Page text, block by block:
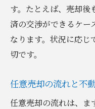
す。たとえば、売却後
済の交渉ができるケー
なります。状況に応じ
切です。
任意売却の流れと不
任意売却の流れは、ま